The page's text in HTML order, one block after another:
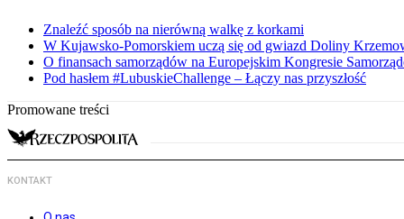
Znaleźć sposób na nierówną walkę z korkami
W Kujawsko-Pomorskiem uczą się od gwiazd Doliny
O finansach samorządów na Europejskim Kongresie
Pod hasłem #LubuskieChallenge – Łączy nas przyszłość
Promowane treści
KONTAKT